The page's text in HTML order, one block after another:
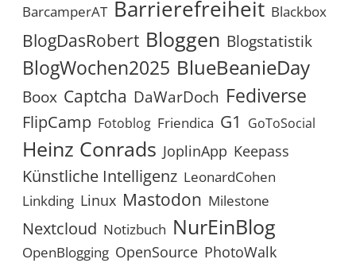
BarcamperAT Barrierefreiheit Blackbox
BlogDasRobert Bloggen Blogstatistik
BlogWochen2025 BlueBeanieDay
Boox Captcha DaWarDoch Fediverse
FlipCamp Fotoblog Friendica G1 GoToSocial
Heinz Conrads JoplinApp Keepass
Künstliche Intelligenz LeonardCohen
Linkding Linux Mastodon Milestone
Nextcloud Notizbuch NurEinBlog
OpenBlogging OpenSource PhotoWalk